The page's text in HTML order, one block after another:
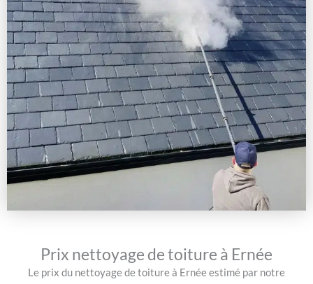
Prix nettoyage de toiture à Ernée
Le prix du nettoyage de toiture à Ernée estimé par notre